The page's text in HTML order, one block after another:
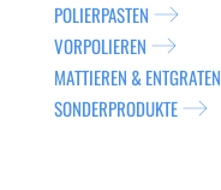
POLIERPASTEN
VORPOLIEREN
MATTIEREN & ENTGRATEN
SONDERPRODUKTE